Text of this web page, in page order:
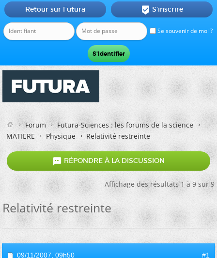
Se souvenir de moi ?
Retour sur Futura  S'inscrire
Forum
Futura-Sciences : les forums de la science
MATIERE
Physique Relativité restreinte
 RÉPONDRE À LA DISCUSSION
Affichage des résultats 1 à 9 sur 9
Relativité restreinte
09/11/2007, 09h50 #1